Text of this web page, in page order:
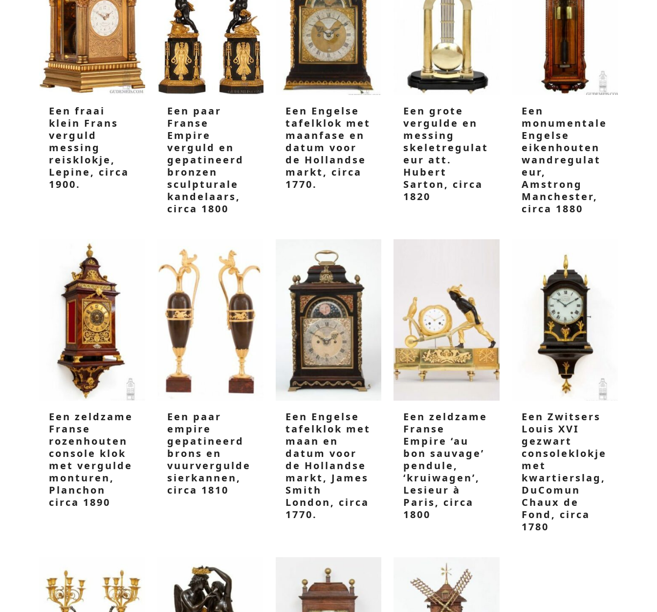
Een fraai
klein Frans
verguld
messing
reisklokje,
Lepine, circa
1900.
Een paar
Franse
Empire
verguld en
gepatineerd
bronzen
sculpturale
kandelaars,
circa 1800
Een Engelse
tafelklok met
maanfase en
datum voor
de Hollandse
markt, circa
1770.
Een grote
vergulde en
messing
skeletregulat
eur att.
Hubert
Sarton, circa
1820
Een
monumentale
Engelse
eikenhouten
wandregulat
eur,
Amstrong
Manchester,
circa 1880
Een zeldzame
Franse
rozenhouten
console klok
met vergulde
monturen,
Planchon
circa 1890
Een paar
empire
gepatineerd
brons en
vuurvergulde
sierkannen,
circa 1810
Een Engelse
tafelklok met
maan en
datum voor
de Hollandse
markt, James
Smith
London, circa
1770.
Een zeldzame
Franse
Empire ‘au
bon sauvage’
pendule,
‘kruiwagen’,
Lesieur à
Paris, circa
1800
Een Zwitsers
Louis XVI
gezwart
consoleklokje
met
kwartierslag,
DuComun
Chaux de
Fond, circa
1780